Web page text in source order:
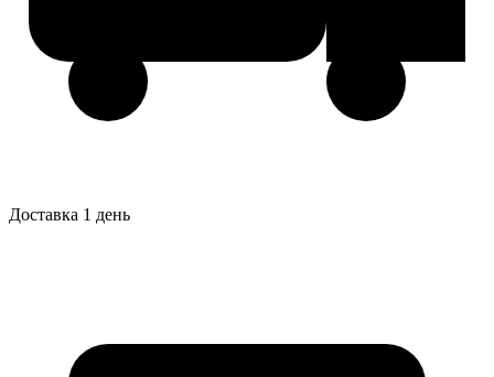
Доставка 1 день